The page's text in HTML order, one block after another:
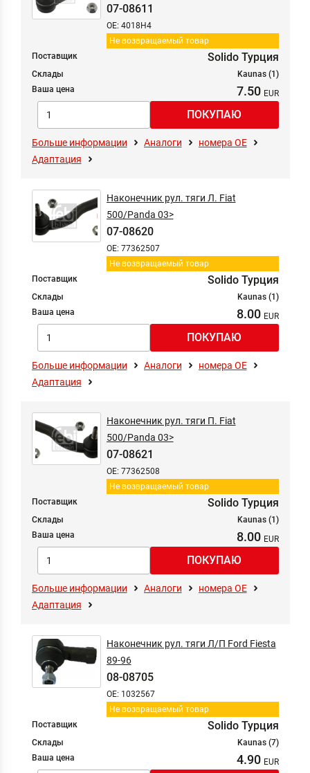
Не возвращаемый товар
07-08611
OE: 4018H4
Поставщик Solido Турция
Склады
Kaunas (1)
Ваша цена
7.50
Больше информации Аналоги
номера ОЕ
Адаптация
Не возвращаемый товар
Наконечник рул. тяги Л. Fiat
500/Panda 03>
07-08620
OE: 77362507
Поставщик Solido Турция
Склады
Kaunas (1)
Ваша цена
8.00
Больше информации Аналоги
номера ОЕ
Адаптация
Не возвращаемый товар
Наконечник рул. тяги П. Fiat
500/Panda 03>
07-08621
OE: 77362508
Поставщик Solido Турция
Склады
Kaunas (1)
Ваша цена
8.00
Больше информации Аналоги
номера ОЕ
Адаптация
Не возвращаемый товар
Наконечник рул. тяги Л/П Ford Fiesta
89-96
08-08705
OE: 1032567
Поставщик Solido Турция
Склады
Kaunas (7)
Ваша цена
4.90